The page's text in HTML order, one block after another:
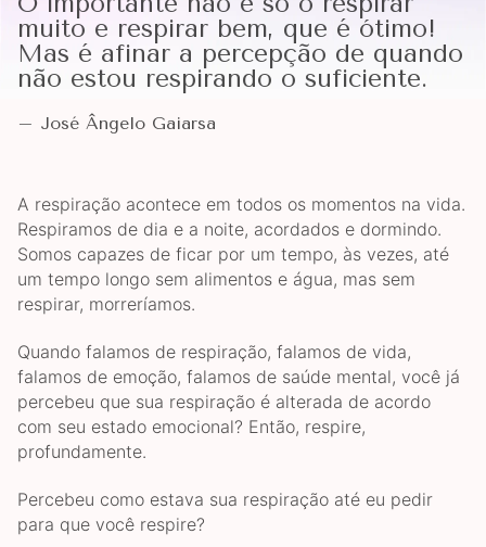
muito e respirar bem, que é ótimo!
Mas é afinar a percepção de quando
não estou respirando o suficiente.
– José Ângelo Gaiarsa
A respiração acontece em todos os momentos na vida.
Respiramos de dia e a noite, acordados e dormindo.
Somos capazes de ficar por um tempo, às vezes, até
um tempo longo sem alimentos e água, mas sem
respirar, morreríamos.
Quando falamos de respiração, falamos de vida,
falamos de emoção, falamos de saúde mental, você já
percebeu que sua respiração é alterada de acordo
com seu estado emocional? Então, respire,
profundamente.
Percebeu como estava sua respiração até eu pedir
para que você respire?